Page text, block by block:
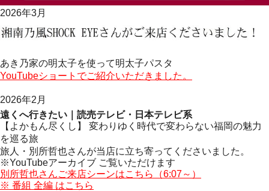
2026年3月
あき乃家の明太子を使って明太子パスタ
YouTubeショートでご紹介いただきました。
2026年2月
遠くへ行きたい｜読売テレビ・日本テレビ系
【よかもん尽くし】 変わりゆく時代で変わらない福岡の魅力
を巡る旅
旅人・別所哲也さんが当店に立ち寄ってくださいました。
※YouTubeアーカイブ ご覧いただけます
別所哲也さんご来店シーンはこちら（6:07～）
※ 番組 全編 はこちら